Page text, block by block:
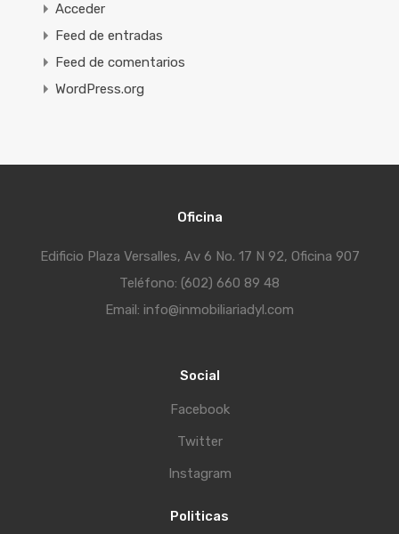
Acceder
Feed de entradas
Feed de comentarios
WordPress.org
Oficina
Edificio Plaza Versalles, Av 6 No. 17 N 92, Oficina 907
Teléfono: (602) 660 89 48
Email: info@inmobiliariadyl.com
Social
Facebook
Twitter
Instagram
Politicas